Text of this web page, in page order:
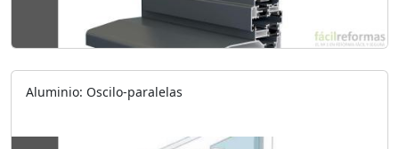
Aluminio: Oscilo-paralelas